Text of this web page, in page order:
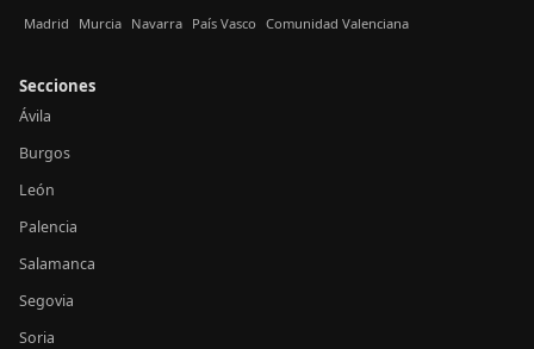
Madrid Murcia Navarra País Vasco Comunidad Valenciana
Secciones
Ávila
Burgos
León
Palencia
Salamanca
Segovia
Soria